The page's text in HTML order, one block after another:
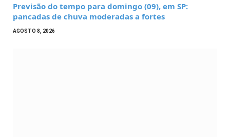
Previsão do tempo para domingo (09), em SP:
pancadas de chuva moderadas a fortes
AGOSTO 8, 2026